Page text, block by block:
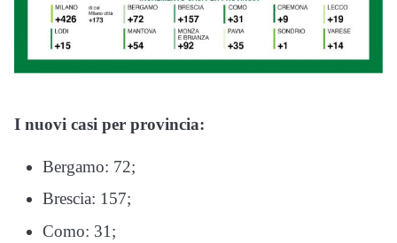
I nuovi casi per provincia:
Bergamo: 72;
Brescia: 157;
Como: 31;